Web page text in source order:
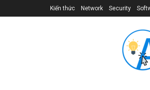
Kiến thức Network Security